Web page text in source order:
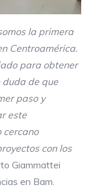
la primera
Centroamérica.
para obtener
duda de que
paso y
este
cercano
con los
Giammattei
en Bam.